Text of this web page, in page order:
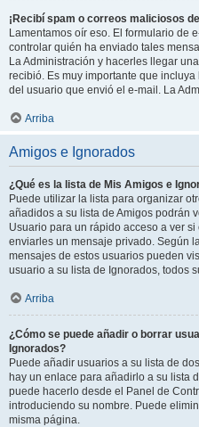
¡Recibí spam o correos maliciosos
Lamentamos oír eso. El formulario de
controlar quién ha enviado tales
La Administración y hacerles llegar
recibió. Es muy importante que
del usuario que envió el e-mail. La
Arriba
Amigos e Ignorados
¿Qué es la lista de Mis Amigos e
Puede utilizar la lista para organizar
añadidos a su lista de Amigos podrán
Usuario para un rápido acceso a ver
enviarles un mensaje privado. Según
mensajes de estos usuarios pueden
usuario a su lista de Ignorados, todos
Arriba
¿Cómo se puede añadir o borrar
Ignorados?
Puede añadir usuarios a su lista de
hay un enlace para añadirlo a su lista
puede hacerlo desde el Panel de
introduciendo su nombre. Puede
misma página.